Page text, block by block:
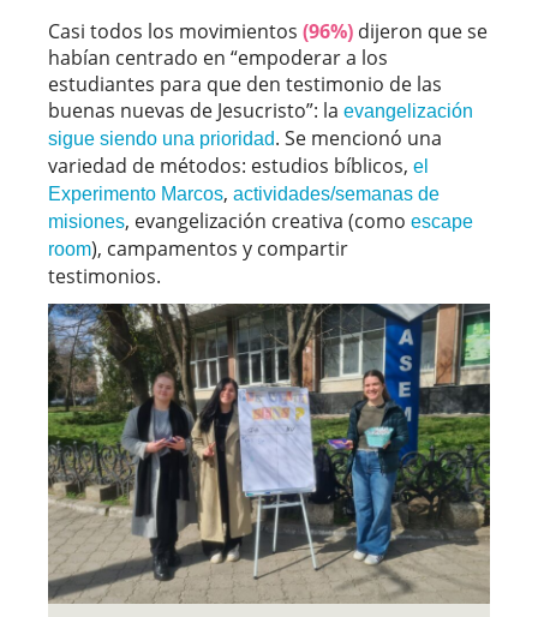
Casi todos los movimientos (96%) dijeron que se
habían centrado en “empoderar a los
estudiantes para que den testimonio de las
buenas nuevas de Jesucristo”: la evangelización
sigue siendo una prioridad. Se mencionó una
variedad de métodos: estudios bíblicos, el
Experimento Marcos, actividades/semanas de
misiones, evangelización creativa (como escape
room), campamentos y compartir
testimonios.